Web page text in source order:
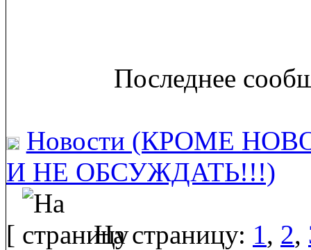
Последнее
Новости (КРОМЕ
И НЕ ОБСУЖДАТЬ!!!)
[ На страницу: 1, 2,